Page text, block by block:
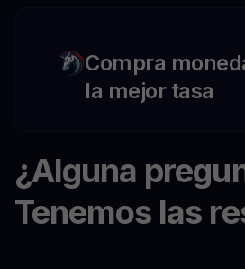
Compra
la mejor tasa
¿Alguna
Tenemos las